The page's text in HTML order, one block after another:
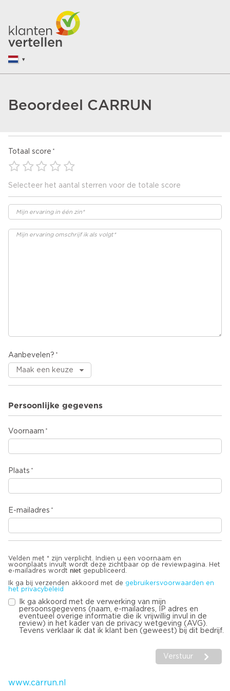
Beoordeel CARRUN
Totaal score
Selecteer het aantal sterren voor de totale score
Aanbevelen?
Persoonlijke gegevens
Voornaam
Plaats
E-mailadres
Velden met * zijn verplicht. Indien u een voornaam en
woonplaats invult wordt deze zichtbaar op de reviewpagina. Het
e-mailadres wordt niet gepubliceerd.
Ik ga bij verzenden akkoord met de gebruikersvoorwaarden en
het privacybeleid
Ik ga akkoord met de verwerking van mijn
persoonsgegevens (naam, e-mailadres, IP adres en
eventueel overige informatie die ik vrijwillig invul in de
review) in het kader van de privacy wetgeving (AVG).
Tevens verklaar ik dat ik klant ben (geweest) bij dit bedrijf.
Verstuur
www.carrun.nl